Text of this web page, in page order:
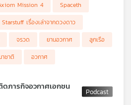
าศการเลื่อนการปล่อยที่ทำให้ภารกิจยังคงไม่เกิด
Mission 4
Spaceth
Starstuff เรื่องเล่าจากดวงดาว
จรวด ยานอวกาศ
ลูกเรือ
าชาติ
อวกาศ
ดภารกิจอวกาศเอกชน